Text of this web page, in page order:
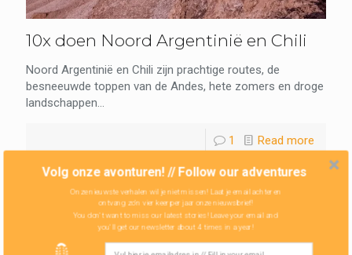
10x doen Noord Argentinië en Chili
Noord Argentinië en Chili zijn prachtige routes, de
besneeuwde toppen van de Andes, hete zomers en droge
landschappen...
1 Read more
Volg onze avonturen! // Follow our adventures
Onze nieuwste verhalen wil je niet missen! Laat je email achter en
ontvang zo'n vier keer per jaar onze nieuwsbrief!
You don't want to miss our latest stories! Leave your email and
you'll get our newsletter about 4 times in a year!